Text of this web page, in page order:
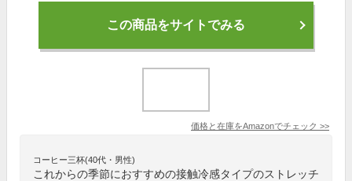
この商品をサイトでみる
価格と在庫をAmazonでチェック >>
コーヒー三杯(40代・男性)
これからの季節におすすめの接触冷感タイプのストレッチ